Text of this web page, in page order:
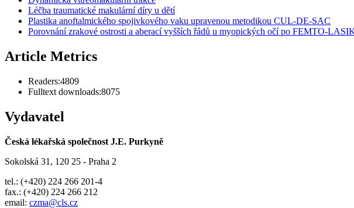
Léčba traumatické makulární díry u dětí
Plastika anoftalmického spojivkového vaku upravenou metodikou CUL-DE-SAC
Porovnání zrakové ostrosti a aberací vyšších řádů u myopických očí po FEMTO-
Article Metrics
Readers:4809
Fulltext downloads:8075
Vydavatel
Česká lékařská společnost J.E. Purkyně
Sokolská 31, 120 25 - Praha 2
tel.: (+420) 224 266 201-4
fax.: (+420) 224 266 212
email: czma@cls.cz